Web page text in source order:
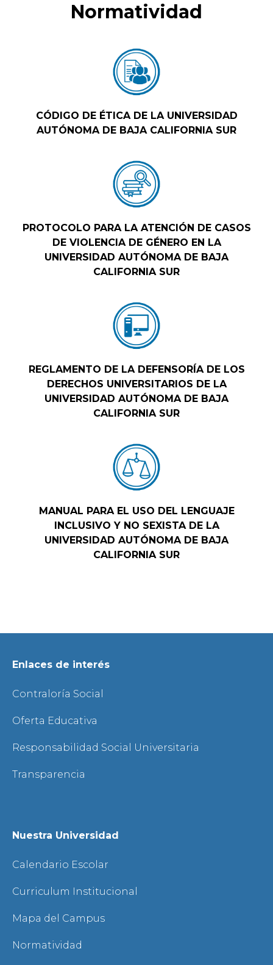
Normatividad
CÓDIGO DE ÉTICA DE LA UNIVERSIDAD
AUTÓNOMA DE BAJA CALIFORNIA SUR
PROTOCOLO PARA LA ATENCIÓN DE CASOS
DE VIOLENCIA DE GÉNERO EN LA
UNIVERSIDAD AUTÓNOMA DE BAJA
CALIFORNIA SUR
REGLAMENTO DE LA DEFENSORÍA DE LOS
DERECHOS UNIVERSITARIOS DE LA
UNIVERSIDAD AUTÓNOMA DE BAJA
CALIFORNIA SUR
MANUAL PARA EL USO DEL LENGUAJE
INCLUSIVO Y NO SEXISTA DE LA
UNIVERSIDAD AUTÓNOMA DE BAJA
CALIFORNIA SUR
Enlaces de interés
Contraloría Social
Oferta Educativa
Responsabilidad Social Universitaria
Transparencia
Nuestra Universidad
Calendario Escolar
Curriculum Institucional
Mapa del Campus
Normatividad